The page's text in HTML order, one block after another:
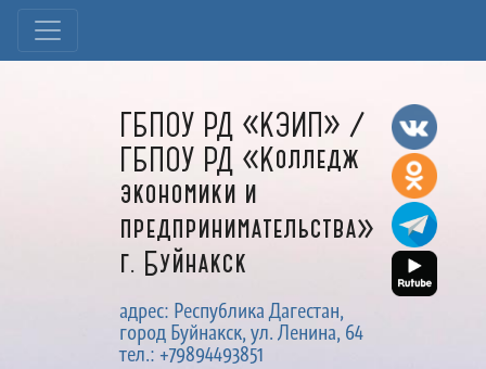
ГБПОУ РД «КЭИП» /
ГБПОУ РД «Колледж
экономики и
предпринимательства»
г. Буйнакск
адрес: Республика Дагестан,
город Буйнакск, ул. Ленина, 64
тел.: +79894493851